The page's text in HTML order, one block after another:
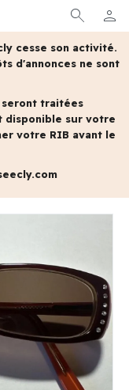
search person
MON
cesse son activité.
d'annonces ne sont
seront traitées
disponible sur votre
votre RIB avant le